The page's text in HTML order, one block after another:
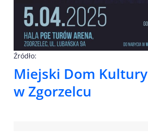
Źródło:
Miejski Dom Kultury
w Zgorzelcu